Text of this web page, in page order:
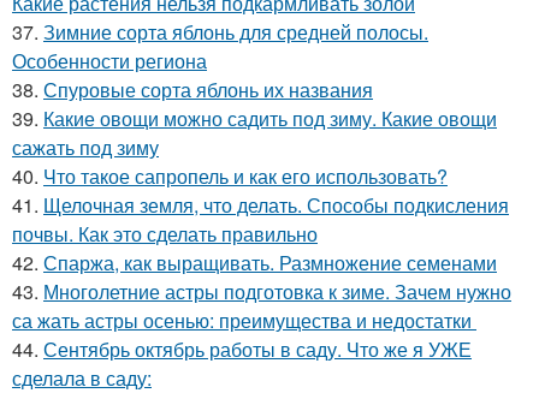
37. Зимние сорта яблонь для средней полосы.
Особенности региона
38. Спуровые сорта яблонь их названия
39. Какие овощи можно садить под зиму. Какие овощи
сажать под зиму
40. Что такое сапропель и как его использовать?
41. Щелочная земля, что делать. Способы подкисления
почвы. Как это сделать правильно
42. Спаржа, как выращивать. Размножение семенами
43. Многолетние астры подготовка к зиме. Зачем нужно
са жать астры осенью: преимущества и недостатки
44. Сентябрь октябрь работы в саду. Что же я УЖЕ
сделала в саду: